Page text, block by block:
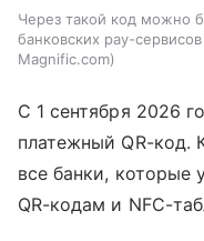
Через такой код можно
банковских pay-
Magnific.com
С 1 сентября 2026
платежный QR-код.
все банки, которые
QR-кодам и NFC-